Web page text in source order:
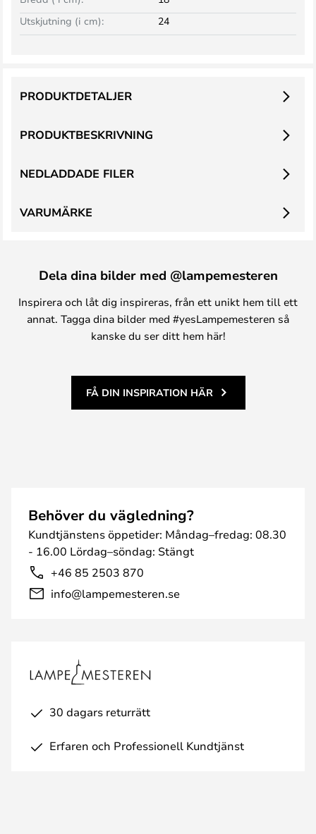
Utskjutning (i cm):
24
PRODUKTBESKRIVNING
PRODUKTDETALJER
NEDLADDADE FILER
VARUMÄRKE
Dela dina bilder med @lampemesteren
Inspirera och låt dig inspireras, från ett unikt hem till ett
annat. Tagga dina bilder med #yesLampemesteren så
kanske du ser ditt hem här!
FÅ DIN INSPIRATION HÄR
Behöver du vägledning?
Kundtjänstens öppetider: Måndag–fredag: 08.30
- 16.00 Lördag–söndag: Stängt
+46 85 2503 870
info@lampemesteren.se
30 dagars returrätt
Erfaren och Professionell Kundtjänst